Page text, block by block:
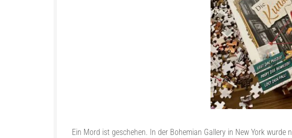
Ein Mord ist geschehen. In der Bohemian Gallery in New York